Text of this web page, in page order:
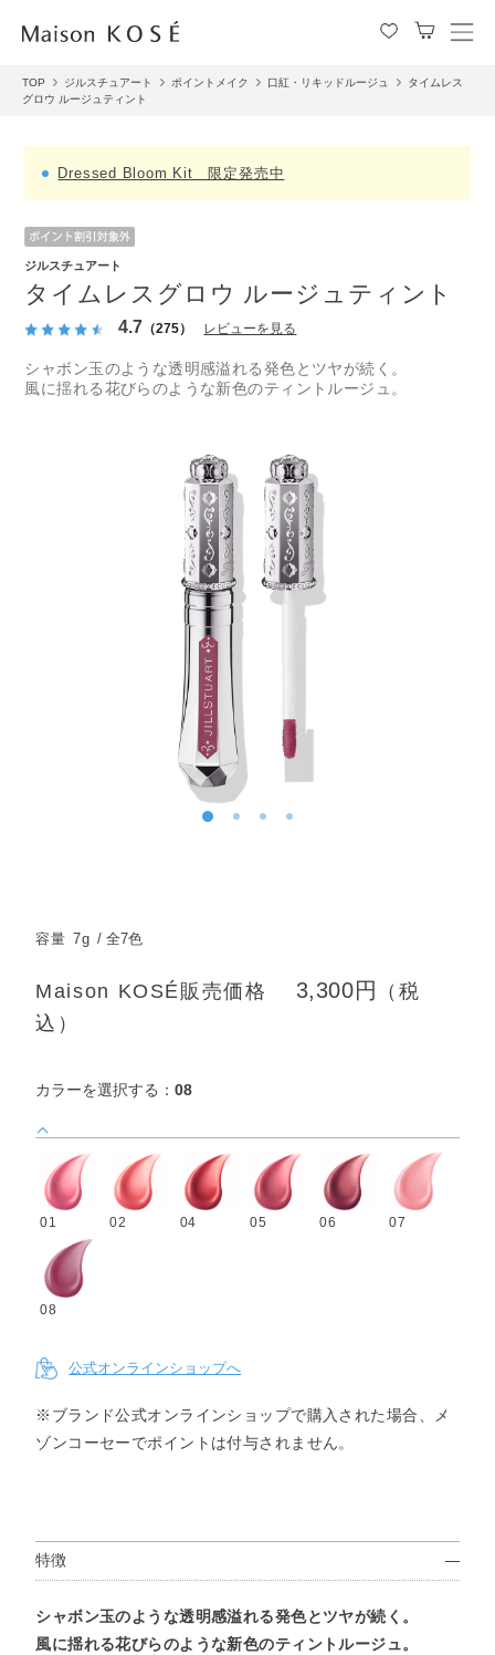
メ
す
TOP ジルスチュアート ポイントメイク 口紅・リキッドルージュ
タイムレス
グロウ ルージュティント
Dressed Bloom Kit 限定発売中
ジルスチュアート
タイムレスグロウ ルージュティント
4.7 （275） レビューを見る
シャボン玉のような透明感溢れる発色とツヤが続く。
風に揺れる花びらのような新色のティントルージュ。
容量 7g 全7色
Maison KOSÉ販売価格 3,300円
（税
込）
カラーを選択する：08
01 02 04 05 06 07
08
公式オンラインショップへ
※ブランド公式オンラインショップで購入された場合、メ
ゾンコーセーでポイントは付与されません。
特徴
シャボン玉のような透明感溢れる発色とツヤが続く。
風に揺れる花びらのような新色のティントルージュ。